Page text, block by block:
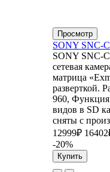
Просмотр
SONY SNC-
SONY SNC-
сетевая
матрица
разверткой.
960, Функция
видов в SD
сняты с
12999₽
-20%
Купить